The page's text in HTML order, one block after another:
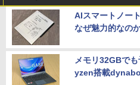
AIスマートノー
なぜ魅力的なの
メモリ32GBで
yzen搭載